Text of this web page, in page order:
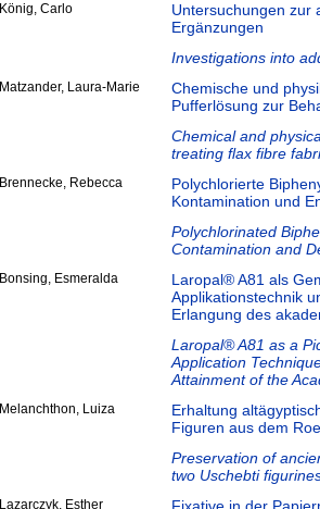
König, Carlo
Untersuchungen zur
Ergänzungen
Investigations into
Matzander, Laura-Marie
Chemische und
Pufferlösung zur
Chemical and
treating flax fibre
Brennecke, Rebecca
Polychlorierte
Kontamination und
Polychlorinated
Contamination and
Bonsing, Esmeralda
Laropal® A81 als
Applikationstechnik
Erlangung des
Laropal® A81 as a
Application
Attainment of the
Melanchthon, Luiza
Erhaltung
Figuren aus dem
Preservation of
two Uschebti
Lazarczyk, Esther